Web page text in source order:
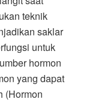
teknik
saklar
untuk
hormon
yang dapat
(Hormon